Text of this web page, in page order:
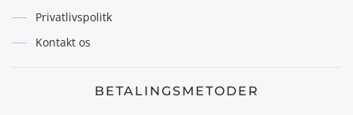
Privatlivspolitk
Kontakt os
BETALINGSMETODER